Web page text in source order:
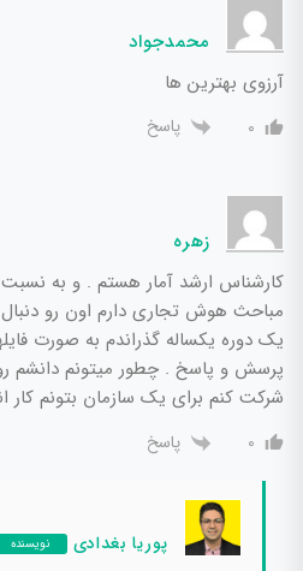
محمدجواد
آرزوی بهترین ها
0 پاسخ
زهره
کارشناس ارشد آمار هستم . و به
مباحث هوش تجاری دارم اون رو
یک دوره یکساله گذراندم به صورت
پرسش و پاسخ . چطور میتونم دانشم
شرکت کنم برای یک سازمان بتونم کار
0 پاسخ
پوریا بغدادی نویسنده